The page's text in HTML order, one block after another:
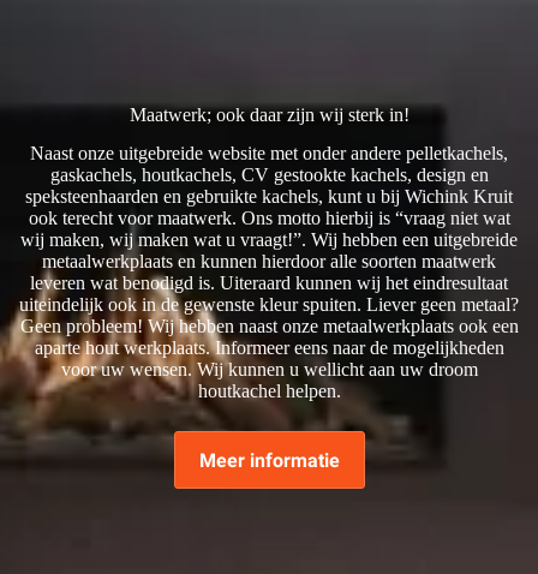
Maatwerk; ook daar zijn wij sterk in!
Naast onze uitgebreide website met onder andere pelletkachels,
gaskachels, houtkachels, CV gestookte kachels, design en
speksteenhaarden en gebruikte kachels, kunt u bij Wichink Kruit
ook terecht voor maatwerk. Ons motto hierbij is “vraag niet wat
wij maken, wij maken wat u vraagt!”. Wij hebben een uitgebreide
metaalwerkplaats en kunnen hierdoor alle soorten maatwerk
leveren wat benodigd is. Uiteraard kunnen wij het eindresultaat
uiteindelijk ook in de gewenste kleur spuiten. Liever geen metaal?
Geen probleem! Wij hebben naast onze metaalwerkplaats ook een
aparte hout werkplaats. Informeer eens naar de mogelijkheden
voor uw wensen. Wij kunnen u wellicht aan uw droom
houtkachel helpen.
Meer informatie